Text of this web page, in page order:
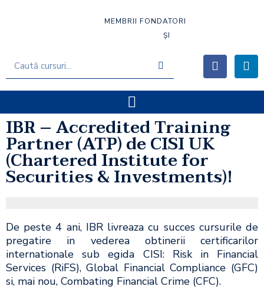
MEMBRII FONDATORI
ȘI
IBR – Accredited Training
Partner (ATP) de CISI UK
(Chartered Institute for
Securities & Investments)!
De peste 4 ani, IBR livreaza cu succes cursurile de
pregatire in vederea obtinerii certificarilor
internationale sub egida CISI: Risk in Financial
Services (RiFS), Global Financial Compliance (GFC)
si, mai nou, Combating Financial Crime (CFC).